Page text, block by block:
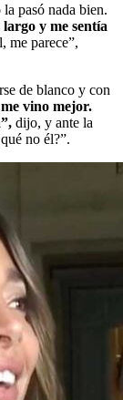
pasó nada bien.
y me sentía
me parece”,
de blanco y con
vino mejor.
dijo, y ante la
no él?”.